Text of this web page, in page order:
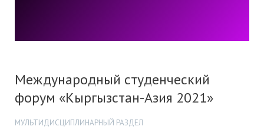
Международный студенческий
форум «Кыргызстан-Азия 2021»
МУЛЬТИДИСЦИПЛИНАРНЫЙ РАЗДЕЛ